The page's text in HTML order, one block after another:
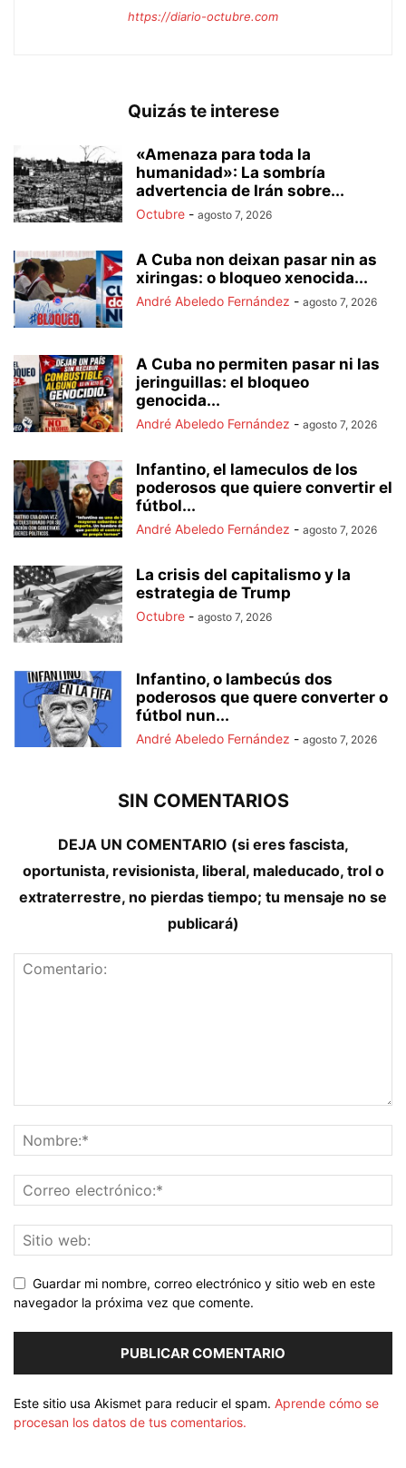
https://diario-octubre.com
Quizás te interese
«Amenaza para toda la
humanidad»: La sombría
advertencia de Irán sobre...
Octubre - agosto 7, 2026
A Cuba non deixan pasar nin as
xiringas: o bloqueo xenocida...
André Abeledo Fernández - agosto 7, 2026
A Cuba no permiten pasar ni las
jeringuillas: el bloqueo
genocida...
André Abeledo Fernández - agosto 7, 2026
Infantino, el lameculos de los
poderosos que quiere convertir el
fútbol...
André Abeledo Fernández - agosto 7, 2026
La crisis del capitalismo y la
estrategia de Trump
Octubre - agosto 7, 2026
Infantino, o lambecús dos
poderosos que quere converter o
fútbol nun...
André Abeledo Fernández - agosto 7, 2026
SIN COMENTARIOS
DEJA UN COMENTARIO (si eres fascista,
oportunista, revisionista, liberal, maleducado, trol o
extraterrestre, no pierdas tiempo; tu mensaje no se
publicará)
Guardar mi nombre, correo electrónico y sitio web en este
navegador la próxima vez que comente.
Este sitio usa Akismet para reducir el spam. Aprende cómo se
procesan los datos de tus comentarios.